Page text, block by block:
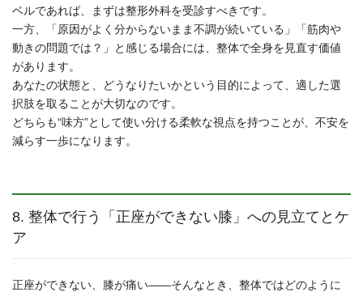
ベルであれば、まずは整形外科を受診すべきです。
一方、「原因がよく分からないまま不調が続いている」「筋肉や
動きの問題では？」と感じる場合には、整体で全身を見直す価値
があります。
あなたの状態と、どうなりたいかという目的によって、適した選
択肢を取ることが大切なのです。
どちらも“味方”として使い分ける柔軟な視点を持つことが、不安を
減らす一歩になります。
8. 整体で行う「正座ができない膝」への見立てとケ
ア
正座ができない、膝が痛い——そんなとき、整体ではどのように